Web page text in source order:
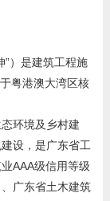
”）是建筑工程施
粤港澳大湾区核
环境及乡村建
设，是广东省工
AAA级信用等级
广东省土木建筑